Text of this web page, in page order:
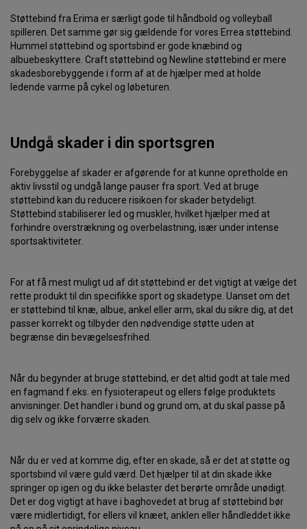
Støttebind fra Erima er særligt gode til håndbold og volleyball
spilleren. Det samme gør sig gældende for vores Errea støttebind.
Hummel støttebind og sportsbind er gode knæbind og
albuebeskyttere. Craft støttebind og Newline støttebind er mere
skadesborebyggende i form af at de hjælper med at holde
ledende varme på cykel og løbeturen.
Undgå skader i din sportsgren
Forebyggelse af skader er afgørende for at kunne opretholde en
aktiv livsstil og undgå lange pauser fra sport. Ved at bruge
støttebind kan du reducere risikoen for skader betydeligt.
Støttebind stabiliserer led og muskler, hvilket hjælper med at
forhindre overstrækning og overbelastning, især under intense
sportsaktiviteter.
For at få mest muligt ud af dit støttebind er det vigtigt at vælge det
rette produkt til din specifikke sport og skadetype. Uanset om det
er støttebind til knæ, albue, ankel eller arm, skal du sikre dig, at det
passer korrekt og tilbyder den nødvendige støtte uden at
begrænse din bevægelsesfrihed.
Når du begynder at bruge støttebind, er det altid godt at tale med
en fagmand f.eks. en fysioterapeut og ellers følge produktets
anvisninger. Det handler i bund og grund om, at du skal passe på
dig selv og ikke forværre skaden.
Når du er ved at komme dig, efter en skade, så er det at støtte og
sportsbind vil være guld værd. Det hjælper til at din skade ikke
springer op igen og du ikke belaster det berørte område unødigt.
Det er dog vigtigt at have i baghovedet at brug af støttebind bør
være midlertidigt, for ellers vil knæet, anklen eller håndleddet ikke